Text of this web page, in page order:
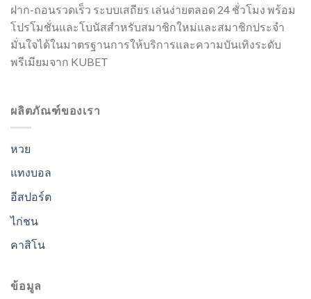
ฝาก-ถอนรวดเร็ว ระบบเสถียร เล่นง่ายตลอด 24 ชั่วโมง พร้อม
โปรโมชั่นและโบนัสสำหรับสมาชิกใหม่และสมาชิกประจำ
มั่นใจได้ในมาตรฐานการให้บริการและความบันเทิงระดับ
พรีเมียมจาก KUBET
ผลิตภัณฑ์ของเรา
หวย
แทงบอล
อีสปอร์ต
ไก่ชน
คาสิโน
ข้อมูล